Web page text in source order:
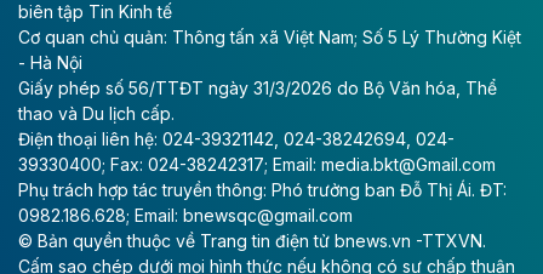
II/2026.
Theo baodautu.vn
Vinaconex lập đỉnh doanh thu
Tổng CTCP Xuất nhập khẩu và Xây dựng Việt Nam
(Vinaconex) đã khép lại nửa đầu năm với doanh thu
thuần gần 7.268 tỷ đồng, tăng 4% so với cùng kỳ và
cũng là mức cao nhất lịch sử hoạt động của doanh
nghiệp.
biên tập Tin Kinh tế
Cơ quan chủ quản: Thông tấn xã Việt Nam; Số 5 Lý Thường Kiệt
- Hà Nội
Giấy phép số 56/TTĐT ngày 31/3/2026 do Bộ Văn hóa, Thể
thao và Du lịch cấp.
Điện thoại liên hệ: 024-39321142, 024-38242694, 024-
39330400; Fax: 024-38242317; Email: media.bkt@Gmail.com
Phụ trách hợp tác truyền thông: Phó trưởng ban Đỗ Thị Ái. ĐT:
0982.186.628; Email: bnewsqc@gmail.com
© Bản quyền thuộc về Trang tin điện tử bnews.vn -TTXVN.
Cấm sao chép dưới mọi hình thức nếu không có sự chấp thuận